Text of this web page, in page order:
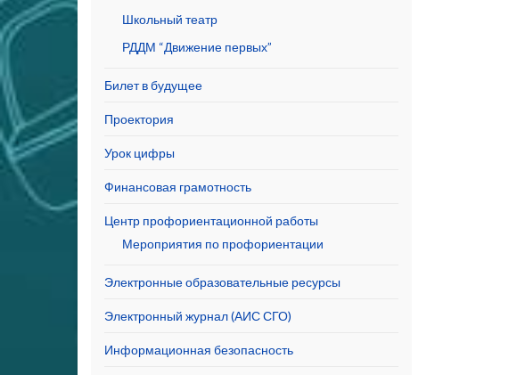
Школьный театр
РДДМ “Движение первых”
Билет в будущее
Проектория
Урок цифры
Финансовая грамотность
Центр профориентационной работы
Мероприятия по профориентации
Электронные образовательные ресурсы
Электронный журнал (АИС СГО)
Информационная безопасность